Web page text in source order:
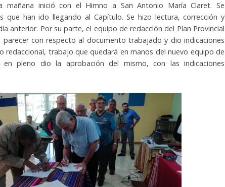
mañana inició con el Himno a San Antonio María Claret. Se
que han ido llegando al Capítulo. Se hizo lectura, corrección y
anterior. Por su parte, el equipo de redacción del Plan Provincial
parecer con respecto al documento trabajado y dio indicaciones
redaccional, trabajo que quedará en manos del nuevo equipo de
en pleno dio la aprobación del mismo, con las indicaciones